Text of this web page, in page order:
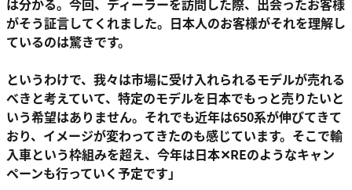
がそう証言してくれました。日本人のお客様がそれを理解し
ているのは驚きです。
というわけで、我々は市場に受け入れられるモデルが売れる
べきと考えていて、特定のモデルを日本でもっと売りたいと
いう希望はありません。それでも近年は650系が伸びてきて
おり、イメージが変わってきたのも感じています。そこで輸
入車という枠組みを超え、今年は日本✕REのようなキャン
ペーンも行っていく予定です」